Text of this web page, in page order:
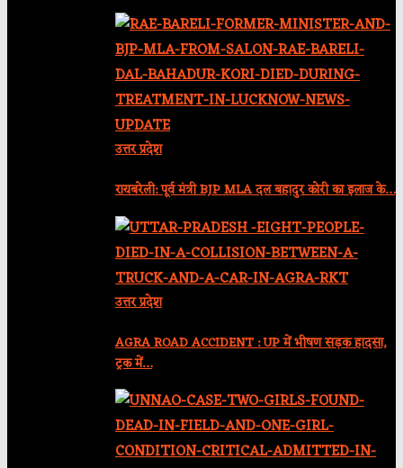
उत्तर प्रदेश
रायबरेली: पूर्व मंत्री BJP MLA दल बहादुर कोरी का इलाज के…
उत्तर प्रदेश
AGRA ROAD ACCIDENT : UP में भीषण सड़क हादसा,
ट्रक में…